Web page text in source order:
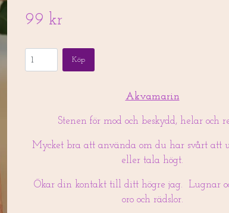
99 kr
Köp
Akvamarin
Stenen för mod och beskydd, helar och
Mycket bra att använda om du har svårt att
eller tala högt.
Ökar din kontakt till ditt högre jag. Lugnar
oro och rädslor.